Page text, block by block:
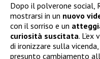
Dopo il polverone
mostrarsi in un nuovo
con il sorriso e un
curiosità suscitata. L’ex
di ironizzare sulla
presunto cambiamento